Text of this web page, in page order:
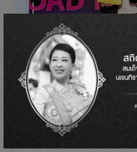
DODOLOVE รับรางวั
Awards 2026